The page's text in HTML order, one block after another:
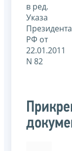
в ред.
Указа
Президента
РФ от
22.01.2011
N 82